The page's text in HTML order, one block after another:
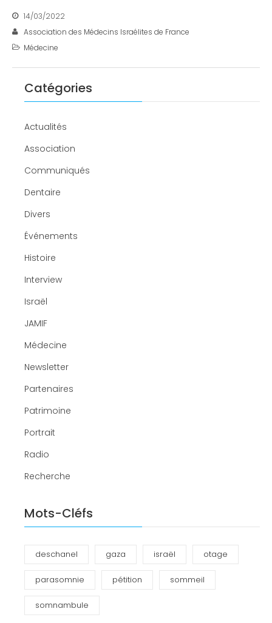
14/03/2022
Association des Médecins Israélites de France
Médecine
Catégories
Actualités
Association
Communiqués
Dentaire
Divers
Événements
Histoire
Interview
Israël
JAMIF
Médecine
Newsletter
Partenaires
Patrimoine
Portrait
Radio
Recherche
Mots-Cléfs
deschanel gaza israël otage
parasomnie pétition sommeil
somnambule